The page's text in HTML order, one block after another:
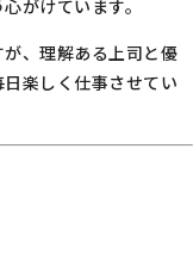
がけています。
、理解ある上司と優
楽しく仕事させてい